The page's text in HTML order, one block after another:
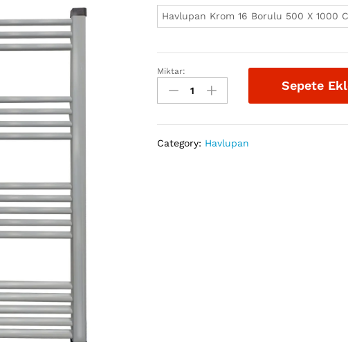
Havlupan Krom 16 Borulu 500 X 1000
Havlupan
Krom
16
X
Miktar:
Sepete
Category: Havlupan